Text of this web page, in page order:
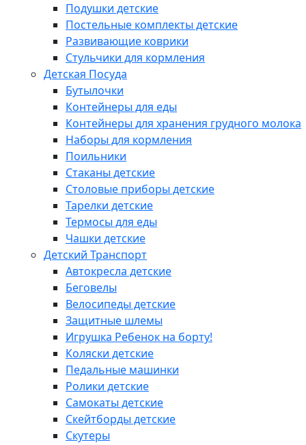
Подушки детские
Постельные комплекты детские
Развивающие коврики
Стульчики для кормления
Детская Посуда
Бутылочки
Контейнеры для еды
Контейнеры для хранения грудного молока
Наборы для кормления
Поильники
Стаканы детские
Столовые приборы детские
Тарелки детские
Термосы для еды
Чашки детские
Детский Транспорт
Автокресла детские
Беговелы
Велосипеды детские
Защитные шлемы
Игрушка Ребенок на борту!
Коляски детские
Педальные машинки
Ролики детские
Самокаты детские
Скейтборды детские
Скутеры